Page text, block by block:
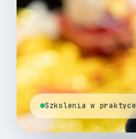
Szkolenia w praktyce